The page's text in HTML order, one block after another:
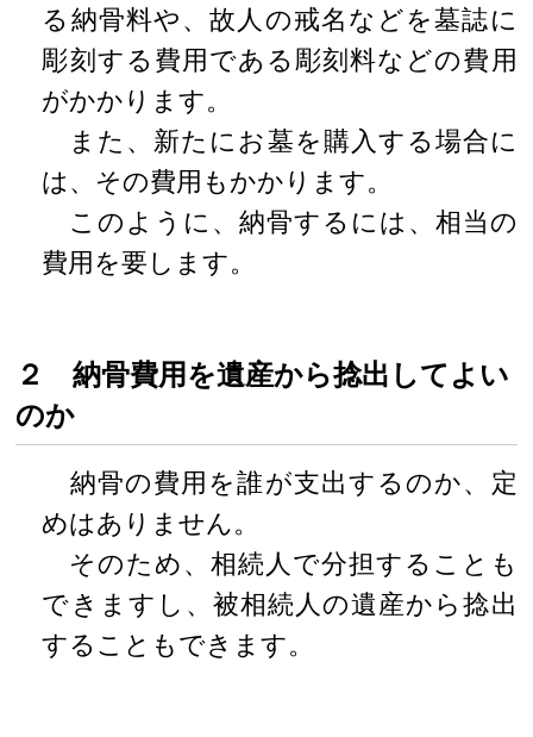
る納骨料や、故人の戒名などを墓誌に
彫刻する費用である彫刻料などの費用
がかかります。
また、新たにお墓を購入する場合に
は、その費用もかかります。
このように、納骨するには、相当の
費用を要します。
２ 納骨費用を遺産から捻出してよい
のか
納骨の費用を誰が支出するのか、定
めはありません。
そのため、相続人で分担することも
できますし、被相続人の遺産から捻出
することもできます。